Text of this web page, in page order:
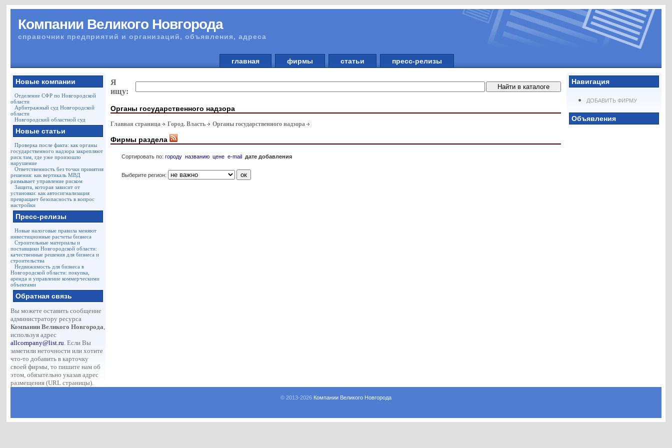
Компании Великого Новгорода
справочник предприятий и организаций, объявления, адреса
главная фирмы статьи пресс-релизы
Новые компании
Отделение СФР по Новгородской
области
Арбитражный суд Новгородской
области
Новгородский областной суд
Новые статьи
Проверка после факта: как органы
государственного надзора закрепляют
риск там, где уже произошло
нарушение
Ответственность без точки принятия
решения: как вертикаль МВД
размывает управление риском
Защита, которая зависит от
установки: как автосигнализация
превращает безопасность в вопрос
настройки
Пресс-релизы
Новые налоговые правила меняют
инвестиционные расчеты бизнеса
Строительные материалы и
поставщики Новгородской области:
качественные решения для бизнеса и
строительства
Недвижимость для бизнеса в
Новгородской области: покупка,
аренда и управление коммерческими
объектами
Обратная связь
Вы можете оставить сообщение
администратору ресурса
Компании Великого Новгорода,
используя адрес
allcompany@list.ru. Если Вы
заметили неточности или хотите
что-то добавить в карточку
своей фирмы, то пишите нам об
этом, обязательно указав адрес
размещения (URL страницы).
Навигация
ДОБАВИТЬ ФИРМУ
Объявления
Я
ищу:
Органы государственного надзора
Главная страница Город. Власть Органы государственного надзора
Фирмы раздела
Сортировать по:городу названию цене e-mail дате добавления
Выберите регион:
© 2013-2026 Компании Великого Новгорода